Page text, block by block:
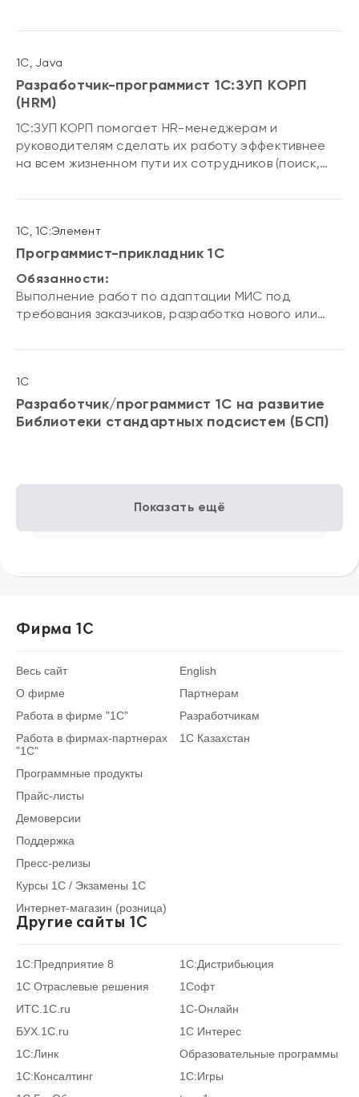
1С, Java
Разработчик-программист 1С:ЗУП КОРП
(HRM)
1С:ЗУП КОРП помогает HR-менеджерам и
руководителям сделать их работу эффективнее
на всем жизненном пути их сотрудников (поиск,
аналитика и многое другое). Для клиентов очень
информация о сотрудниках, включая зарплату и
кадровые данные, от формулировки и размещения
необходимости интегрировать несколько систем
разных производителей.
1С, 1С:Элемент
Программист-прикладник 1С
Обязанности:
Выполнение работ по адаптации МИС под
требования заказчиков, разработка нового или
функционала.
1С
Разработчик/программист 1С на развитие
Библиотеки стандартных подсистем (БСП)
Показать ещё
Фирма 1С
Весь сайт
О фирме
Работа в фирме "1С"
Работа в фирмах-партнерах
"1С"
Программные продукты
Прайс-листы
Демоверсии
Поддержка
Пресс-релизы
Курсы 1С / Экзамены 1С
Интернет-магазин (розница)
English
Партнерам
Разработчикам
1С Казахстан
Другие сайты 1С
1С:Предприятие 8
1С Отраслевые решения
ИТС.1C.ru
БУХ.1С.ru
1С:Линк
1С:Консалтинг
1С:Дистрибьюция
1Софт
1С-Онлайн
1С Интерес
Образовательные программы
1С:Игры